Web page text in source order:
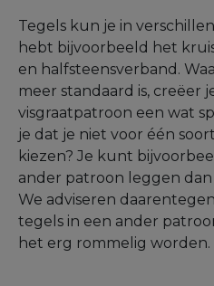
Tegels kun je in
hebt bijvoorbeeld het
en halfsteensverband.
meer standaard is, creëer
visgraatpatroon een wat
je dat je niet voor één
kiezen? Je kunt
ander patroon leggen
We adviseren
tegels in een ander
het erg rommelig worden.